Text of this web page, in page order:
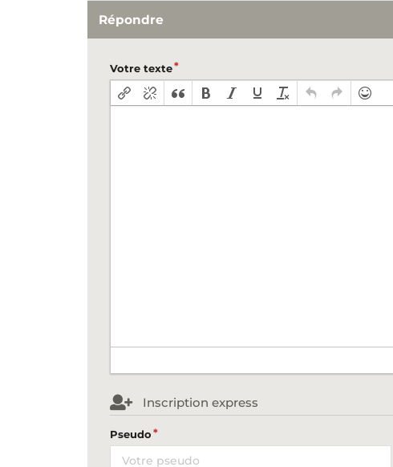
Répondre
Votre texte
Inscription express
Pseudo